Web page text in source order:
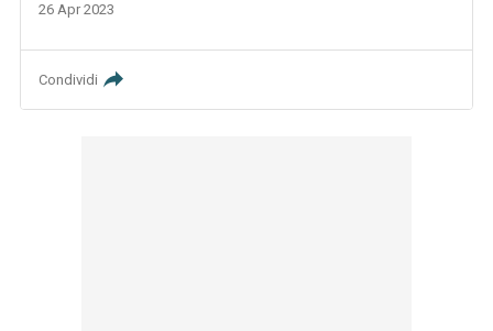
26 Apr 2023
Condividi